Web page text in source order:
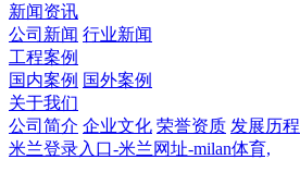
新闻资讯
公司新闻 行业新闻
工程案例
国内案例 国外案例
关于我们
公司简介 企业文化 荣誉资质 发展历程
米兰登录入口-米兰网址-milan体育,